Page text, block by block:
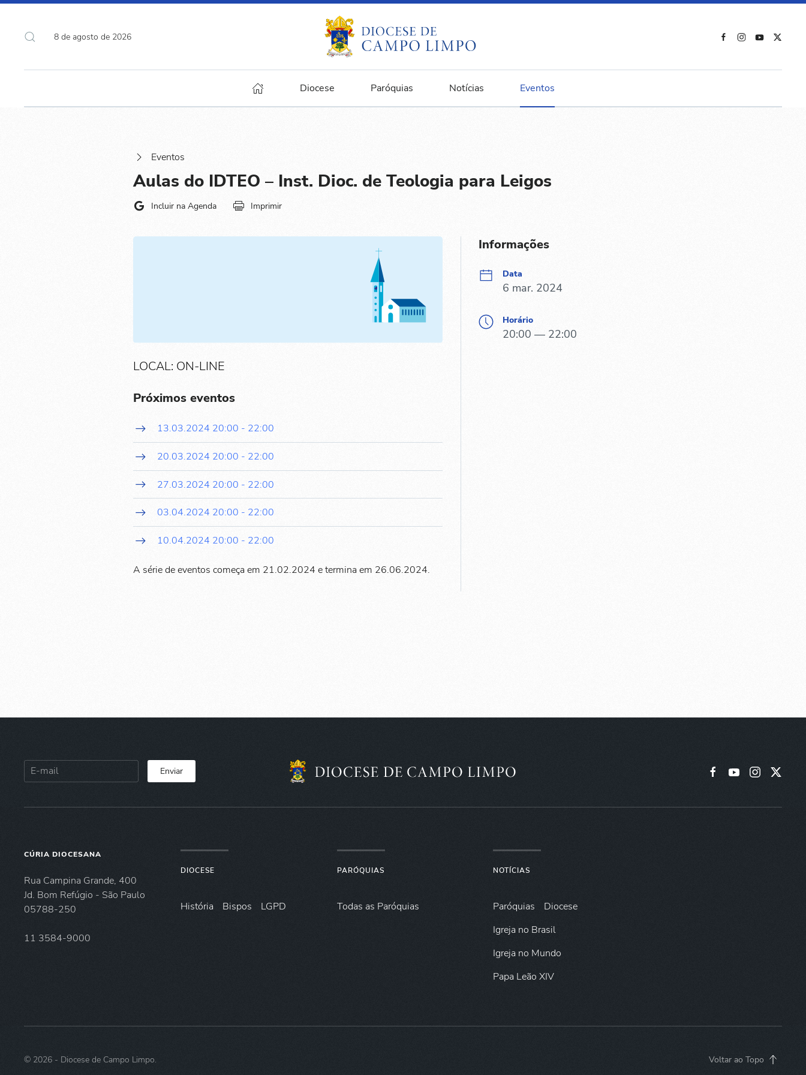
8 de agosto de 2026
Diocese Paróquias Notícias Eventos
Eventos
Aulas do IDTEO – Inst. Dioc. de Teologia para Leigos
Incluir na Agenda Imprimir
LOCAL: ON-LINE
Próximos eventos
13.03.2024 20:00 - 22:00
20.03.2024 20:00 - 22:00
27.03.2024 20:00 - 22:00
03.04.2024 20:00 - 22:00
10.04.2024 20:00 - 22:00
A série de eventos começa em 21.02.2024 e termina em 26.06.2024.
Informações
Data
6 mar. 2024
Horário
20:00 — 22:00
Enviar
CÚRIA DIOCESANA
Rua Campina Grande, 400
Jd. Bom Refúgio - São Paulo
05788-250
11 3584-9000
DIOCESE
História Bispos LGPD
PARÓQUIAS
Todas as Paróquias
NOTÍCIAS
Paróquias
Diocese
Igreja no Brasil
Igreja no Mundo
Papa Leão XIV
© 2026 - Diocese de Campo Limpo. Voltar ao Topo